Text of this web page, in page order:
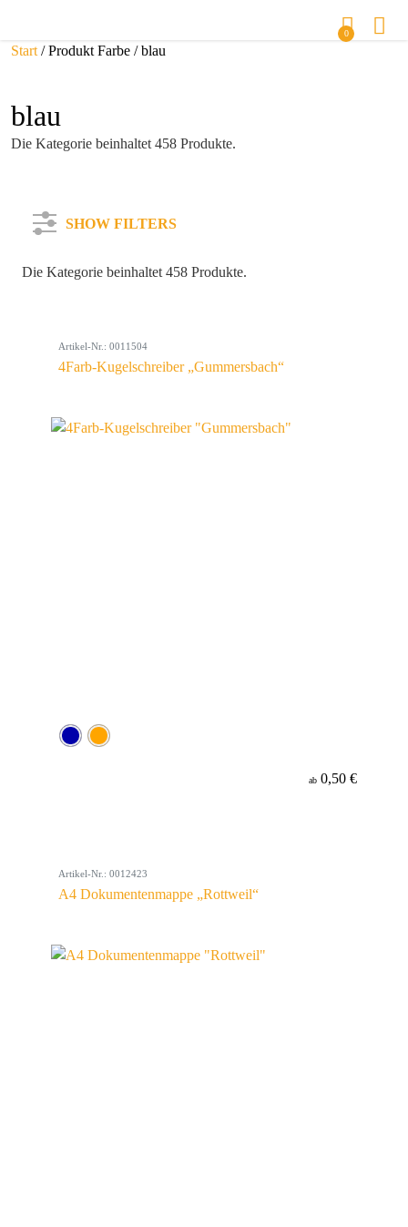
0
Start / Produkt Farbe / blau
blau
Die Kategorie beinhaltet 458 Produkte.
SHOW FILTERS
Farbe
Die Kategorie beinhaltet 458 Produkte.
Artikel-Nr.: 0011504
4Farb-Kugelschreiber „Gummersbach“
ab 0,50 €
Artikel-Nr.: 0012423
A4 Dokumentenmappe „Rottweil“